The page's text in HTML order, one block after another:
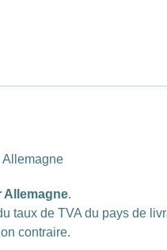
Allemagne
Allemagne.
taux de TVA du pays de
contraire.